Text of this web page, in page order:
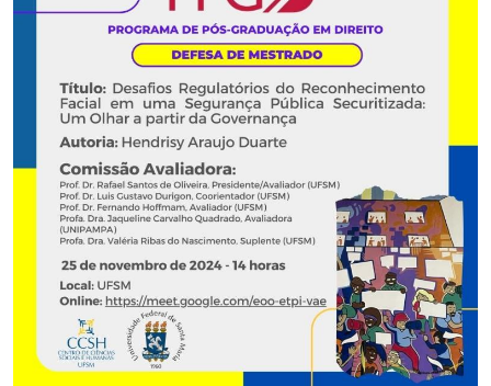
Ministério da Mulher, da Família e dos Direitos Humanos
Secretaria de Governo
Gabinete de Segurança Institucional
Advocacia-Geral da União
Banco Central do Brasil
Planalto